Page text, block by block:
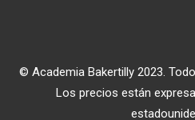
© Academia Bakertilly 2023.
Los precios están